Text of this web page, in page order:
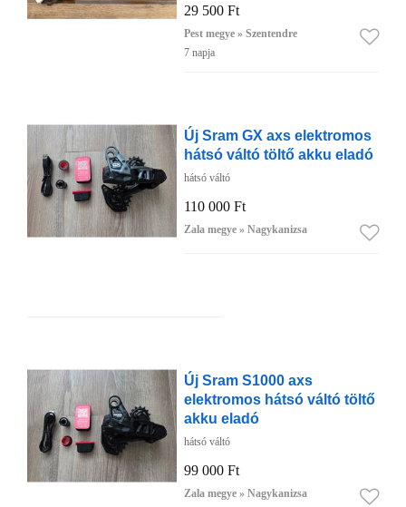
29 500 Ft
Pest megye » Szentendre
7 napja
Új Sram GX axs elektromos
hátsó váltó töltő akku eladó
hátsó váltó
110 000 Ft
Zala megye » Nagykanizsa
Új Sram S1000 axs
elektromos hátsó váltó töltő
akku eladó
hátsó váltó
99 000 Ft
Zala megye » Nagykanizsa